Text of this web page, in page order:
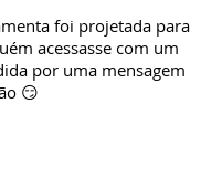
foi projetada para
acessasse com um
por uma mensagem
😏